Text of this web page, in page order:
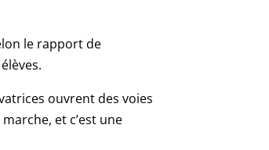
le rapport de
ouvrent des voies
et c’est une